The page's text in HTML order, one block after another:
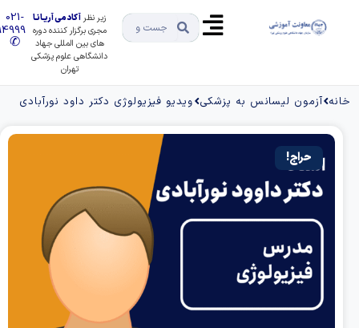
زیر نظرآکادمی آریـانـا
مجری برگزار کننده دوره
های بین المللی جهاد
دانشگاهی علوم پزشکی
021-
91494999
✆
لیسانس به پزشکی ویدیو فیزیولوژی دکتر داود نورآبادی